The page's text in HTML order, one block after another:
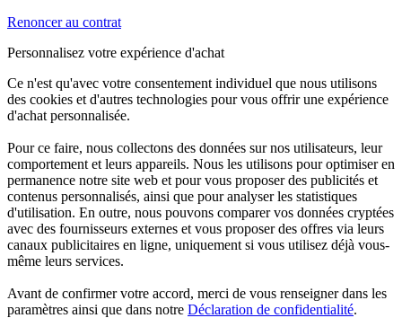
Renoncer au contrat
Personnalisez votre expérience d'achat
Ce n'est qu'avec votre consentement individuel que nous utilisons
des cookies et d'autres technologies pour vous offrir une expérience
d'achat personnalisée.
Pour ce faire, nous collectons des données sur nos utilisateurs, leur
comportement et leurs appareils. Nous les utilisons pour optimiser en
permanence notre site web et pour vous proposer des publicités et
contenus personnalisés, ainsi que pour analyser les statistiques
d'utilisation. En outre, nous pouvons comparer vos données cryptées
avec des fournisseurs externes et vous proposer des offres via leurs
canaux publicitaires en ligne, uniquement si vous utilisez déjà vous-
même leurs services.
Avant de confirmer votre accord, merci de vous renseigner dans les
paramètres ainsi que dans notre Déclaration de confidentialité.